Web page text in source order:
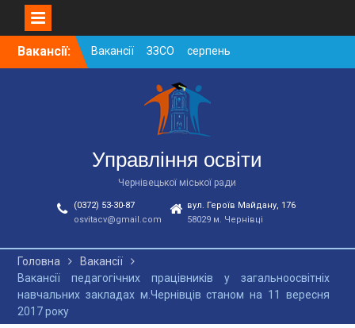
SkipВакансії:
Вакансії ЗЗСО серпень
2026
Вакансії ЗЗСО червень
Вакансії у ЗДО та
дошкільних підрозділах
ЗЗСО станом на
01.08.2026 р.
Управління освіти
Чернівецької міської ради
(0372) 53-30-87
osvitacv@gmail.com
вул. Героїв Майдану, 176
58029 м. Чернівці
Головна
Вакансії
Вакансії педагогічних працівників у загальноосвітніх
навчальних закладах м.Чернівців станом на 11 вересня
2017 року